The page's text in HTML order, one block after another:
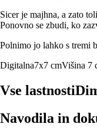
Sicer je majhna, a zato
Ponovno se zbudi, ko
Polnimo jo lahko s tremi
Digitalna7x7 cmVišina 7
Vse lastnosti
Navodila in